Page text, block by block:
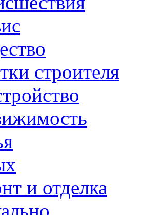
строителя
и отделка